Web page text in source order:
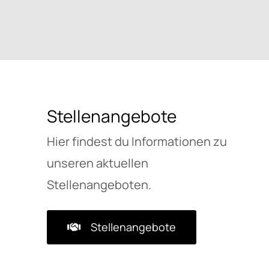
Stellenangebote
Hier findest du Informationen zu
unseren aktuellen
Stellenangeboten.
Stellenangebote